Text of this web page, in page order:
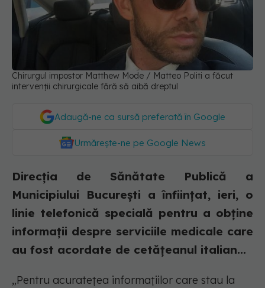
Chirurgul impostor Matthew Mode / Matteo Politi a făcut
intervenții chirurgicale fără să aibă dreptul
Adaugă-ne ca sursă preferată în Google
Urmărește-ne pe Google News
Direcția de Sănătate Publică a
Municipiului București a înființat, ieri, o
linie telefonică specială pentru a obține
informații despre serviciile medicale care
au fost acordate de cetățeanul italian...
„Pentru acuratețea informațiilor care stau la